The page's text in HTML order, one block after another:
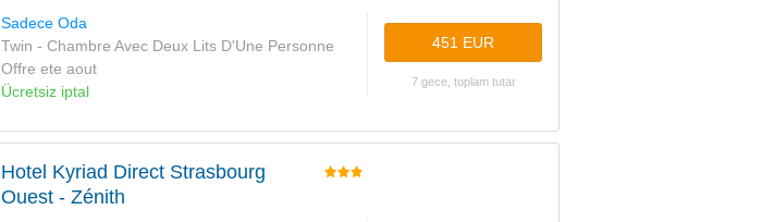
Sadece Oda
Twin - Chambre Avec Deux Lits D'Une Personne
Offre ete aout
Ücretsiz iptal
451 EUR
7 gece, toplam tutar
Hotel Kyriad Direct Strasbourg
Ouest - Zénith